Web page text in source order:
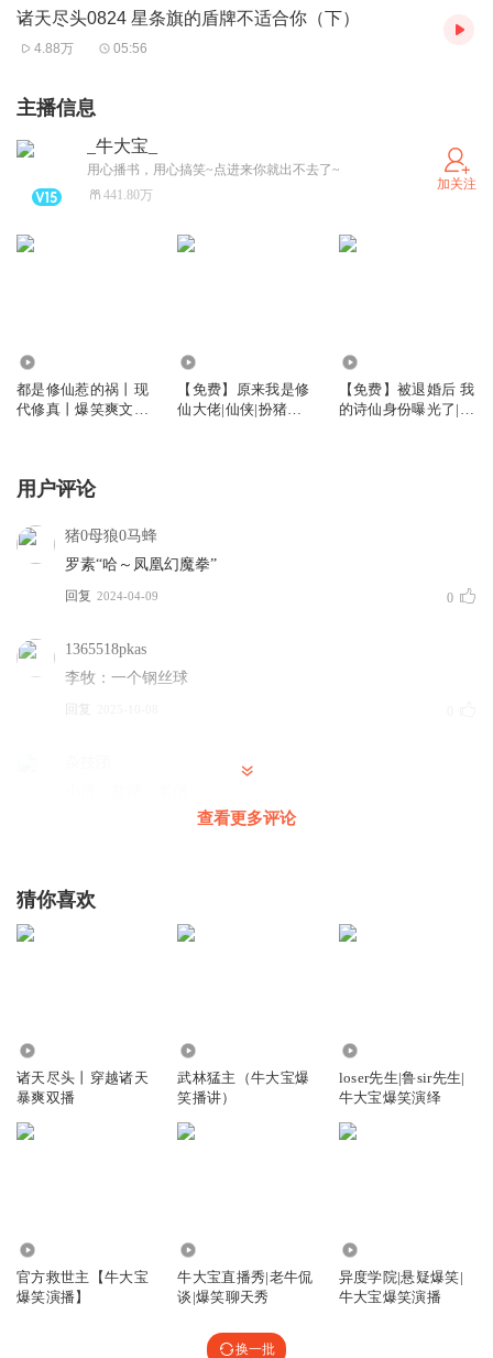
诸天尽头0824 星条旗的盾牌不适合你（下）
4.88万 05:56
主播信息
_牛大宝_
用心播书，用心搞笑~点进来你就出不去了~
441.80万
加关注
都是修仙惹的祸丨现
代修真丨爆笑爽文丨
【免费】原来我是修
仙大佬|仙侠|扮猪吃
【免费】被退婚后 我
的诗仙身份曝光了|逍
用户评论
猪0母狼0马蜂
罗素“哈～凤凰幻魔拳”
回复 2024-04-09 0
1365518pkas
李牧：一个钢丝球
回复
查看更多评论
猜你喜欢
诸天尽头丨穿越诸天
暴爽双播
武林猛主（牛大宝爆
笑播讲）
loser先生|鲁sir先生|
牛大宝爆笑演绎
官方救世主【牛大宝
爆笑演播】
牛大宝直播秀|老牛侃
谈|爆笑聊天秀
异度学院|悬疑爆笑|
牛大宝爆笑演播
换一批